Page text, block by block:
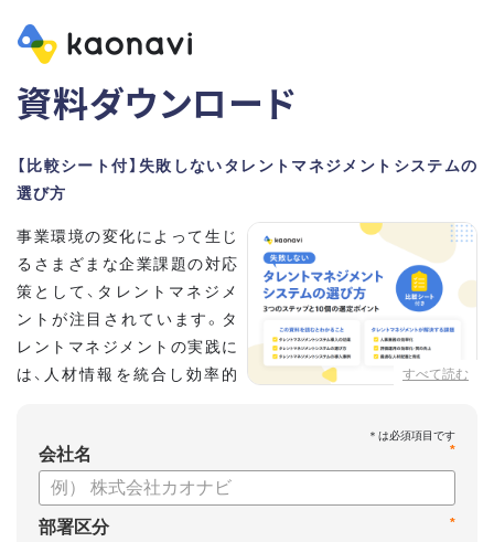
資料ダウンロード
【比較シート付】失敗しないタレントマネジメントシステムの
選び方
すべて読む
事業環境の変化によって生じ
るさまざまな企業課題の対応
策として、タレントマネジメ
ントが注目されています。タ
レントマネジメントの実践に
は、人材情報を統合し効率的
・タレントマネジメントが必要な企業の特徴
・タレントマネジメントシステム導入を検討する際の10個の選
*
会社名
*
部署区分